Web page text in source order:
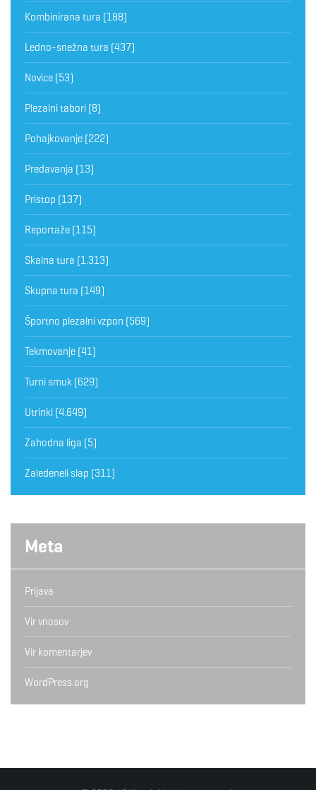
Kombinirana tura (188)
Ledno-snežna tura (437)
Novice (53)
Plezalni tabori (8)
Pohajkovanje (222)
Predavanja (13)
Pristop (137)
Reportaže (115)
Skalna tura (1.313)
Skupna tura (149)
Športno plezalni vzpon (569)
Tekmovanje (41)
Turni smuk (629)
Utrinki (4.649)
Zahodna liga (5)
Zaledeneli slap (311)
Meta
Prijava
Vir vnosov
Vir komentarjev
WordPress.org